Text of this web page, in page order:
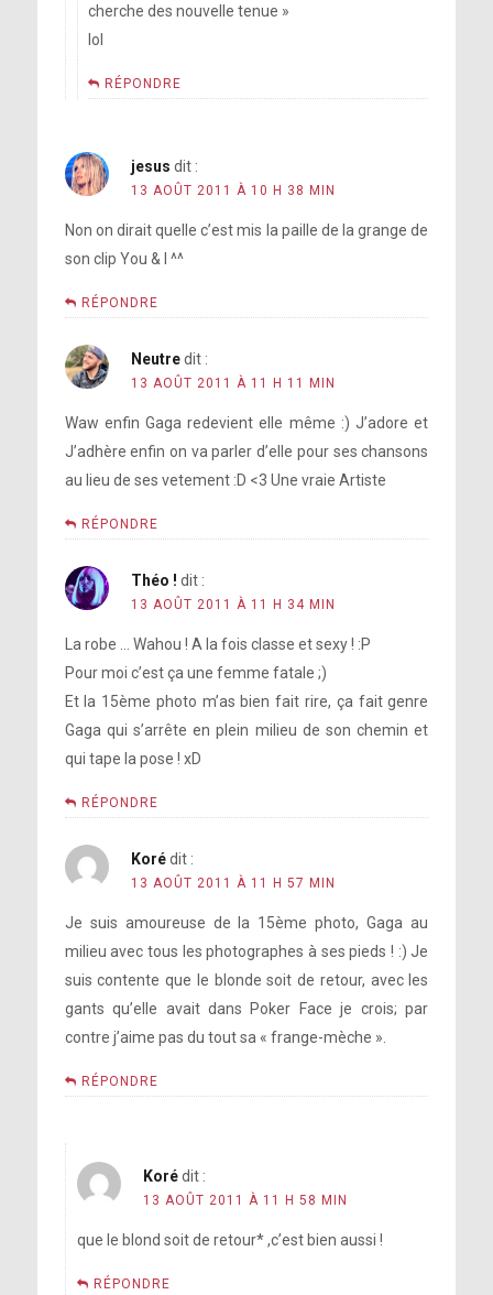
cherche des nouvelle tenue »
lol
RÉPONDRE
jesus dit :
13 AOÛT 2011 À 10 H 38 MIN
Non on dirait quelle c’est mis la paille de la grange de
son clip You & I ^^
RÉPONDRE
Neutre dit :
13 AOÛT 2011 À 11 H 11 MIN
Waw enfin Gaga redevient elle même :) J’adore et
J’adhère enfin on va parler d’elle pour ses chansons
au lieu de ses vetement :D <3 Une vraie Artiste
RÉPONDRE
Théo ! dit :
13 AOÛT 2011 À 11 H 34 MIN
La robe … Wahou ! A la fois classe et sexy ! :P
Pour moi c’est ça une femme fatale ;)
Et la 15ème photo m’as bien fait rire, ça fait genre
Gaga qui s’arrête en plein milieu de son chemin et
qui tape la pose ! xD
RÉPONDRE
Koré dit :
13 AOÛT 2011 À 11 H 57 MIN
Je suis amoureuse de la 15ème photo, Gaga au
milieu avec tous les photographes à ses pieds ! :) Je
suis contente que le blonde soit de retour, avec les
gants qu’elle avait dans Poker Face je crois; par
contre j’aime pas du tout sa « frange-mèche ».
RÉPONDRE
Koré dit :
13 AOÛT 2011 À 11 H 58 MIN
que le blond soit de retour* ,c’est bien aussi !
RÉPONDRE